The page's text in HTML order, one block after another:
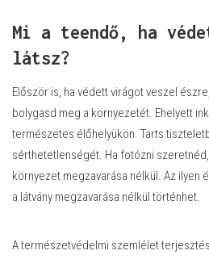
Mi a teendő, ha
látsz?
Először is, ha védett virágot veszel
bolygasd meg a környezetét. Ehelyett
természetes élőhelyükön. Tarts
sérthetetlenségét. Ha fotózni
környezet megzavarása nélkül. Az
a látvány megzavarása nélkül történhet.
A természetvédelmi szemlélet